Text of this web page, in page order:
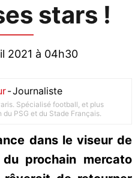
stars !
2021 à 04h30
-Journaliste
Spécialisé football, et plus
PSG et du Stade Français.
dans le viseur de
prochain mercato